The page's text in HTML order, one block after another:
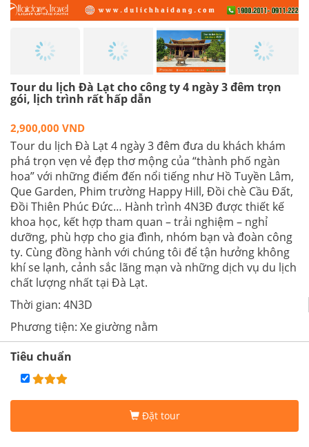
Tour du lịch Đà Lạt cho công ty 4 ngày 3 đêm trọn
gói, lịch trình rất hấp dẫn
2,900,000 VND
Tour du lịch Đà Lạt 4 ngày 3 đêm đưa du khách khám
phá trọn vẹn vẻ đẹp thơ mộng của “thành phố ngàn
hoa” với những điểm đến nổi tiếng như Hồ Tuyền Lâm,
Que Garden, Phim trường Happy Hill, Đồi chè Cầu Đất,
Đồi Thiên Phúc Đức… Hành trình 4N3Đ được thiết kế
khoa học, kết hợp tham quan – trải nghiệm – nghỉ
dưỡng, phù hợp cho gia đình, nhóm bạn và đoàn công
ty. Cùng đồng hành với chúng tôi để tận hưởng không
khí se lạnh, cảnh sắc lãng mạn và những dịch vụ du lịch
chất lượng nhất tại Đà Lạt.
Thời gian: 4N3D
Phương tiện: Xe giường nằm
Tiêu chuẩn
Đặt tour